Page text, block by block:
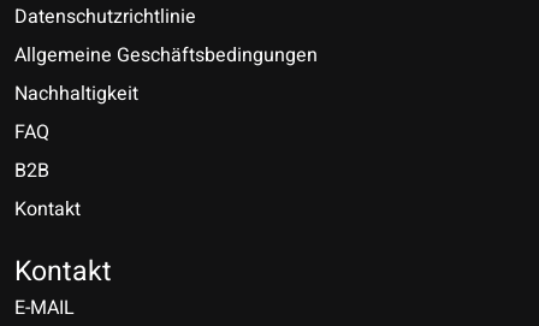
Datenschutzrichtlinie
Allgemeine Geschäftsbedingungen
Nachhaltigkeit
FAQ
B2B
Kontakt
Kontakt
E-MAIL